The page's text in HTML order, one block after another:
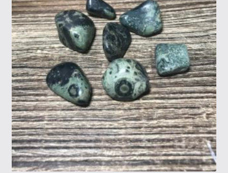
Tietosuojaseloste
Tuotteet
Yritysinfo